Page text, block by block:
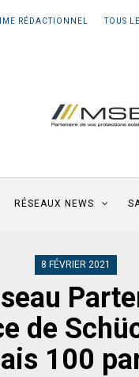
RÉDACTIONNEL TOUS
RÉSEAUX NEWS
8 FÉVRIER 2021
de
100